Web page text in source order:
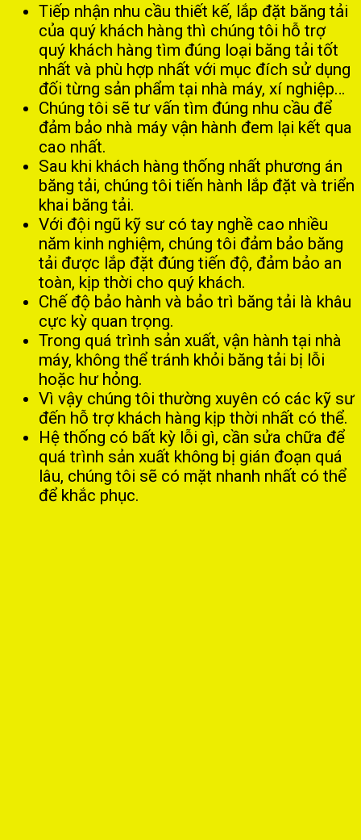
Tiếp nhận nhu cầu thiết kế, lắp đặt băng tải
của quý khách hàng thì chúng tôi hỗ trợ
quý khách hàng tìm đúng loại băng tải tốt
nhất và phù hợp nhất với mục đích sử dụng
đối từng sản phẩm tại nhà máy, xí nghiệp…
Chúng tôi sẽ tư vấn tìm đúng nhu cầu để
đảm bảo nhà máy vận hành đem lại kết qua
cao nhất.
Sau khi khách hàng thống nhất phương án
băng tải, chúng tôi tiến hành lắp đặt và triển
khai băng tải.
Với đội ngũ kỹ sư có tay nghề cao nhiều
năm kinh nghiệm, chúng tôi đảm bảo băng
tải được lắp đặt đúng tiến độ, đảm bảo an
toàn, kịp thời cho quý khách.
Chế độ bảo hành và bảo trì băng tải là khâu
cực kỳ quan trọng.
Trong quá trình sản xuất, vận hành tại nhà
máy, không thể tránh khỏi băng tải bị lỗi
hoặc hư hỏng.
Vì vậy chúng tôi thường xuyên có các kỹ sư
đến hỗ trợ khách hàng kịp thời nhất có thể.
Hệ thống có bất kỳ lỗi gì, cần sửa chữa để
quá trình sản xuất không bị gián đoạn quá
lâu, chúng tôi sẽ có mặt nhanh nhất có thể
để khắc phục.